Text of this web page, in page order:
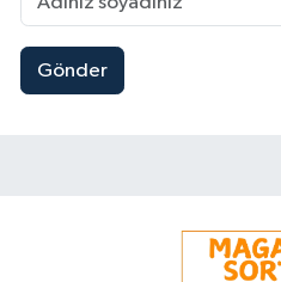
Gönder